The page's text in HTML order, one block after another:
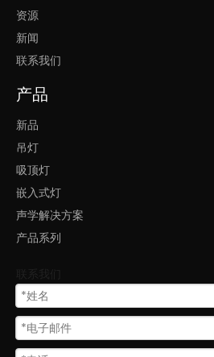
资源
新闻
联系我们
产品
新品
吊灯
吸顶灯
嵌入式灯
声学解决方案
产品系列